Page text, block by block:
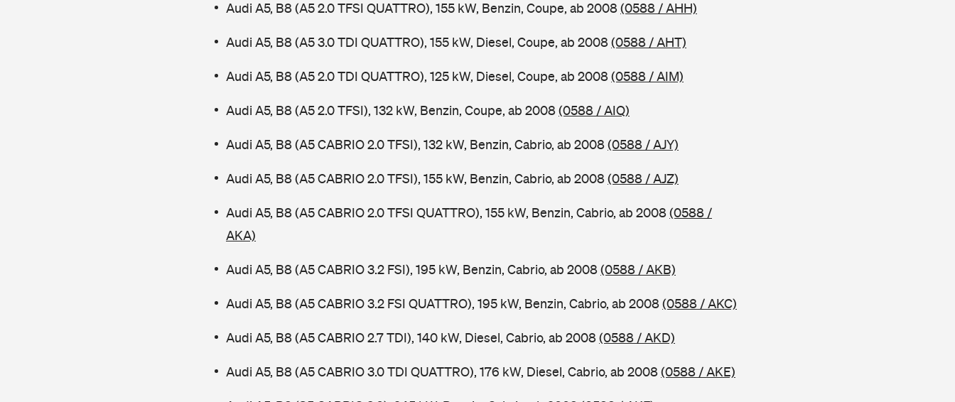
Audi A5, B8 (A5 2.0 TFSI QUATTRO), 155 kW, Benzin, Coupe, ab 2008(0588 / AHH)
Audi A5, B8 (A5 3.0 TDI QUATTRO), 155 kW, Diesel, Coupe, ab 2008(0588 / AHT)
Audi A5, B8 (A5 2.0 TDI QUATTRO), 125 kW, Diesel, Coupe, ab 2008(0588 / AIM)
Audi A5, B8 (A5 2.0 TFSI), 132 kW, Benzin, Coupe, ab 2008(0588 / AIQ)
Audi A5, B8 (A5 CABRIO 2.0 TFSI), 132 kW, Benzin, Cabrio, ab 2008(0588 / AJY)
Audi A5, B8 (A5 CABRIO 2.0 TFSI), 155 kW, Benzin, Cabrio, ab 2008(0588 / AJZ)
Audi A5, B8 (A5 CABRIO 2.0 TFSI QUATTRO), 155 kW, Benzin, Cabrio, ab 2008(0588 /
AKA)
Audi A5, B8 (A5 CABRIO 3.2 FSI), 195 kW, Benzin, Cabrio, ab 2008(0588 / AKB)
Audi A5, B8 (A5 CABRIO 3.2 FSI QUATTRO), 195 kW, Benzin, Cabrio, ab 2008(0588 / AKC)
Audi A5, B8 (A5 CABRIO 2.7 TDI), 140 kW, Diesel, Cabrio, ab 2008(0588 / AKD)
Audi A5, B8 (A5 CABRIO 3.0 TDI QUATTRO), 176 kW, Diesel, Cabrio, ab 2008(0588 / AKE)